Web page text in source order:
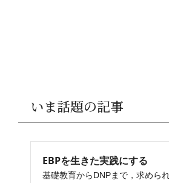
いま話題の記事
EBPを生きた実践にする
基礎教育からDNPまで，求めら